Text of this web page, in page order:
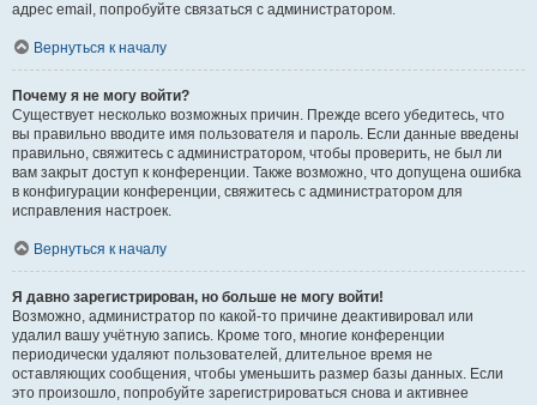
адрес email, попробуйте связаться с администратором.
Вернуться к началу
Почему я не могу войти?
Существует несколько возможных причин. Прежде всего убедитесь, что
вы правильно вводите имя пользователя и пароль. Если данные введены
правильно, свяжитесь с администратором, чтобы проверить, не был ли
вам закрыт доступ к конференции. Также возможно, что допущена ошибка
в конфигурации конференции, свяжитесь с администратором для
исправления настроек.
Вернуться к началу
Я давно зарегистрирован, но больше не могу войти!
Возможно, администратор по какой-то причине деактивировал или
удалил вашу учётную запись. Кроме того, многие конференции
периодически удаляют пользователей, длительное время не
оставляющих сообщения, чтобы уменьшить размер базы данных. Если
это произошло, попробуйте зарегистрироваться снова и активнее